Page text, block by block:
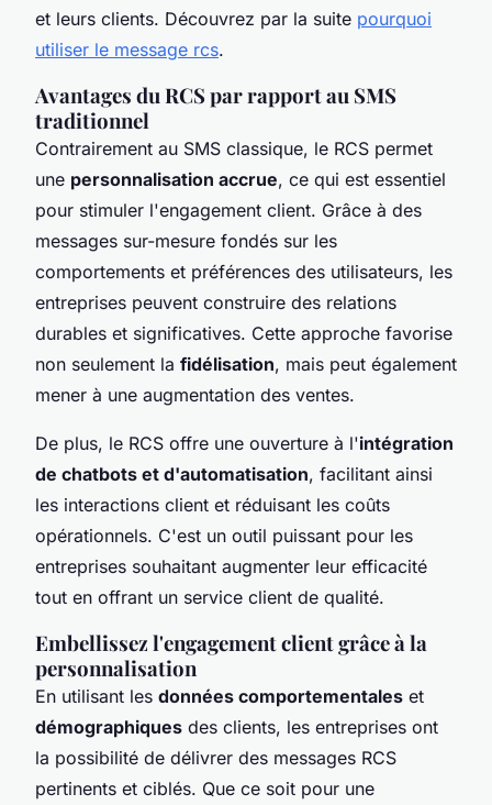
et leurs clients. Découvrez par la suite pourquoi
utiliser le message rcs.
Avantages du RCS par rapport au SMS
traditionnel
Contrairement au SMS classique, le RCS permet
une personnalisation accrue, ce qui est essentiel
pour stimuler l'engagement client. Grâce à des
messages sur-mesure fondés sur les
comportements et préférences des utilisateurs, les
entreprises peuvent construire des relations
durables et significatives. Cette approche favorise
non seulement la fidélisation, mais peut également
mener à une augmentation des ventes.
De plus, le RCS offre une ouverture à l'intégration
de chatbots et d'automatisation, facilitant ainsi
les interactions client et réduisant les coûts
opérationnels. C'est un outil puissant pour les
entreprises souhaitant augmenter leur efficacité
tout en offrant un service client de qualité.
Embellissez l'engagement client grâce à la
personnalisation
En utilisant les données comportementales et
démographiques des clients, les entreprises ont
la possibilité de délivrer des messages RCS
pertinents et ciblés. Que ce soit pour une